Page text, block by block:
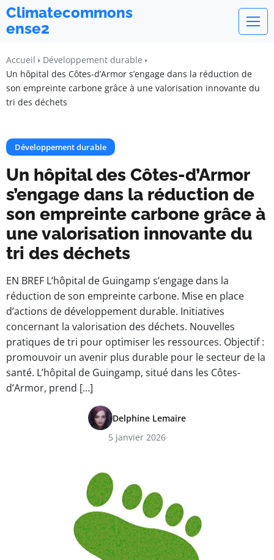
Climatecommons
ense2
Accueil
Développement durable
Un hôpital des Côtes-d’Armor s’engage dans la réduction de
son empreinte carbone grâce à une valorisation innovante du
tri des déchets
Développement durable
Un hôpital des Côtes-d’Armor
s’engage dans la réduction de
son empreinte carbone grâce à
une valorisation innovante du
tri des déchets
EN BREF L’hôpital de Guingamp s’engage dans la
réduction de son empreinte carbone. Mise en place
d’actions de développement durable. Initiatives
concernant la valorisation des déchets. Nouvelles
pratiques de tri pour optimiser les ressources. Objectif :
promouvoir un avenir plus durable pour le secteur de la
santé. L’hôpital de Guingamp, situé dans les Côtes-
d’Armor, prend […]
Delphine Lemaire
5 janvier 2026